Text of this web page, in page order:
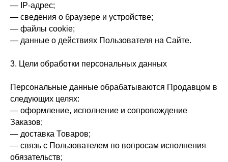
— IP-адрес;
— сведения о браузере и устройстве;
— файлы cookie;
— данные о действиях Пользователя на Сайте.
3. Цели обработки персональных данных
Персональные данные обрабатываются Продавцом в
следующих целях:
— оформление, исполнение и сопровождение
Заказов;
— доставка Товаров;
— связь с Пользователем по вопросам исполнения
обязательств;